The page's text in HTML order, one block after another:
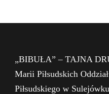
„BIBUŁA” – TAJNA
Marii Piłsudskich
Piłsudskiego w Sulejówku